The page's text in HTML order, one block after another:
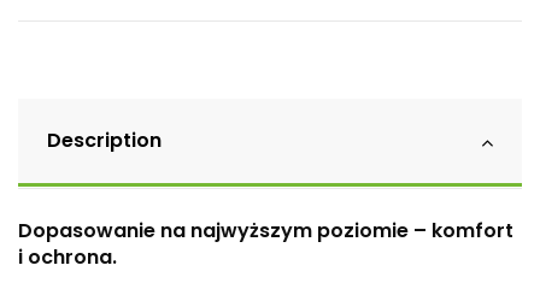
Description
Dopasowanie na najwyższym poziomie – komfort
i ochrona.